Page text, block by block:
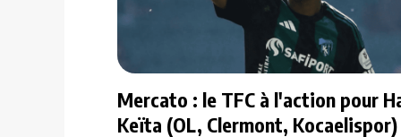
Mercato : le TFC à l'action pour
Keïta (OL, Clermont,